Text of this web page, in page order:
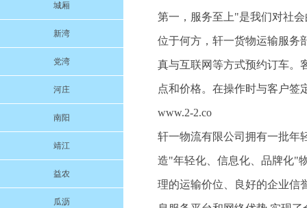
城厢
新湾
党湾
河庄
南阳
靖江
益农
瓜沥
第一，服务至上"是我们对社
位于何方，轩一货物运输服务
真与互联网等方式预约订车。
点和价格。在操作时与客户签
www.2-2.co
轩一物流有限公司拥有一批年
造"年轻化、信息化、品牌化"
理的运输价位、良好的企业信